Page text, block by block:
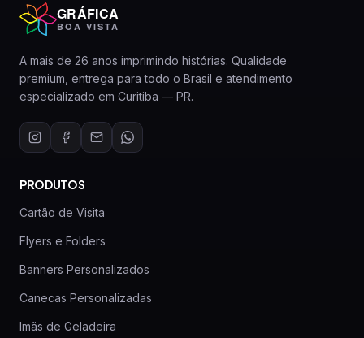
GRÁFICA
BOA VISTA
A mais de 26 anos imprimindo histórias. Qualidade
premium, entrega para todo o Brasil e atendimento
especializado em Curitiba — PR.
PRODUTOS
Cartão de Visita
Flyers e Folders
Banners Personalizados
Canecas Personalizadas
Imãs de Geladeira